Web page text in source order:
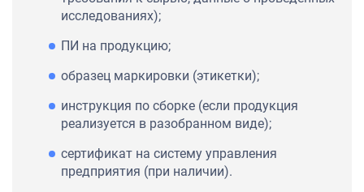
исследованиях);
ПИ на продукцию;
образец маркировки (этикетки);
инструкция по сборке (если продукция
реализуется в разобранном виде);
сертификат на систему управления
предприятия (при наличии).